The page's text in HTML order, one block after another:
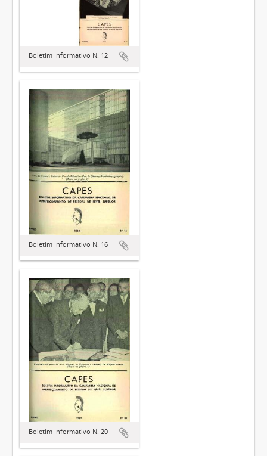
Boletim Informativo N. 12
Boletim Informativo N. 16
Boletim Informativo N. 20